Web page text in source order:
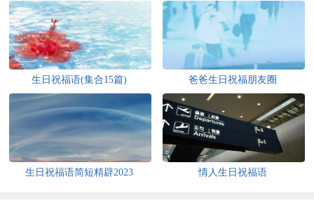
生日祝福语(集合15篇) 爸爸生日祝福朋友圈
生日祝福语简短精辟2023 情人生日祝福语